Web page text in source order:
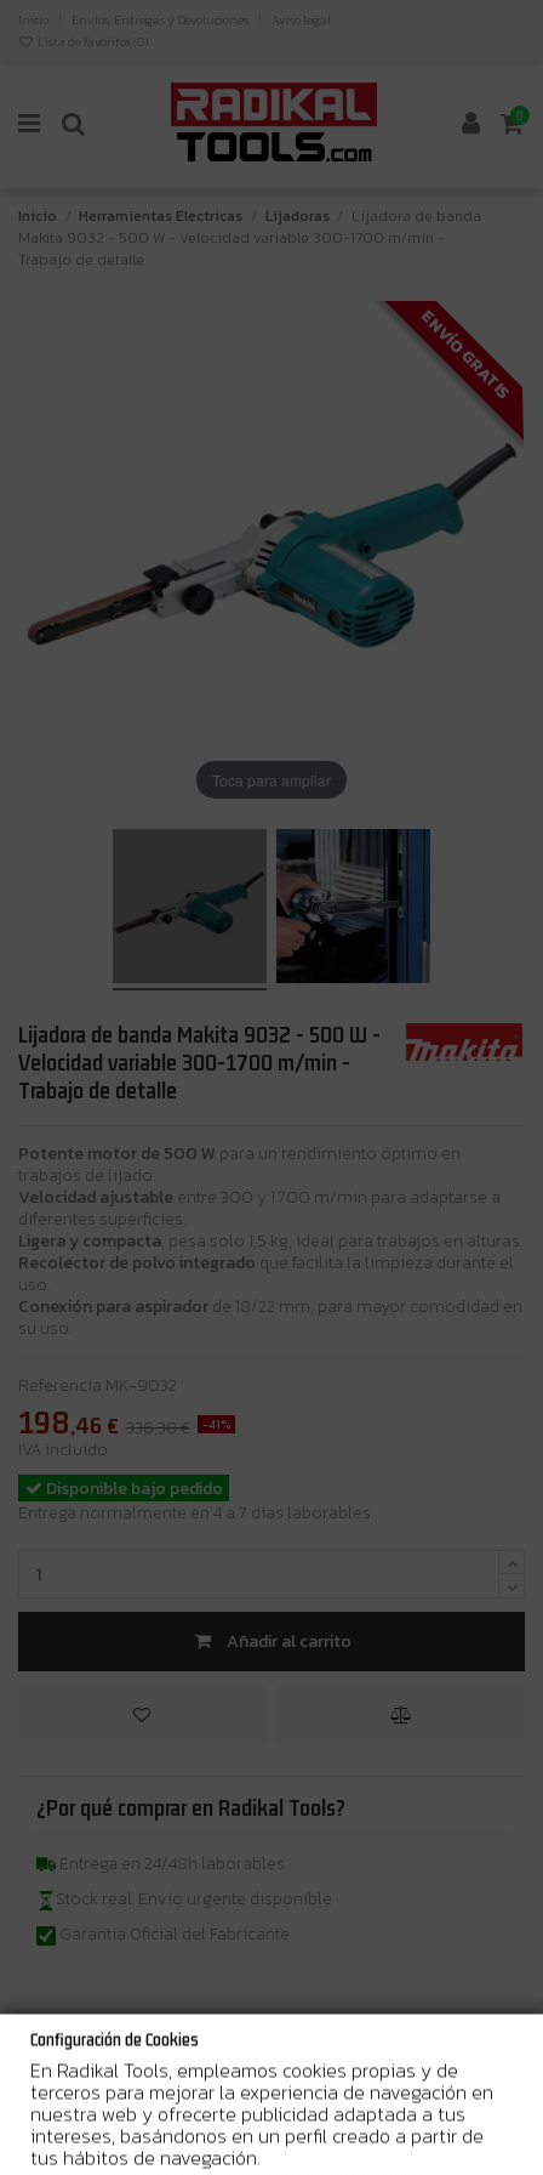
Inicio Envíos, Entregas y Devoluciones
Aviso legal
Lista de favoritos ( 0)
0
Inicio Herramientas Electricas Lijadoras
Lijadora de banda
Makita 9032 - 500 W - Velocidad variable 300-1700 m/min -
Trabajo de detalle
ENVÍO GRATIS
Toca para ampliar
Lijadora de banda Makita 9032 - 500 W -
Velocidad variable 300-1700 m/min -
Trabajo de detalle
Potente motor de 500 W para un rendimiento óptimo en
trabajos de lijado.
Velocidad ajustable entre 300 y 1.700 m/min para adaptarse a
diferentes superficies.
Ligera y compacta, pesa solo 1,5 kg, ideal para trabajos en alturas.
Recolector de polvo integrado que facilita la limpieza durante el
uso.
Conexión para aspiradorde 18/22 mm, para mayor comodidad en
su uso.
Referencia MK-9032
198,46 € 336,38 € -41%
IVA incluido
Disponible bajo pedido
Entrega normalmente en 4 a 7 días laborables.
Añadir al carrito
¿Por qué comprar en Radikal Tools?
Entrega en 24/48h laborables
Stock real. Envío urgente disponible
Garantia Oficial del Fabricante
Más Información
500 W • 300 – 1.700 m/min • 9 mmHerramienta estrecha para
trabajos de detalle.
Configuración de Cookies
En Radikal Tools, empleamos cookies propias y de
terceros para mejorar la experiencia de navegación en
nuestra web y ofrecerte publicidad adaptada a tus
intereses, basándonos en un perfil creado a partir de
tus hábitos de navegación.